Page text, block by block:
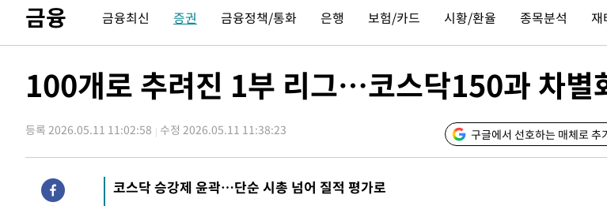
압수수색
-13431초 전 >
[속보]원·달러 환율, 오전 9시 1423.8원
-13227초 전 >[속보]삼성전자·SK하이닉스 동반 강보합…1%대 상승 출발
-13181초 전 > [속보]코스피, 6300선 재탈환…1.09% 오른 6365.07 개장
태
-9644초 전 >입추에도 극한더위…서울 낮 39도 '폭염중대경보'
-4608초 전 >이란, 호르무즈서 "적국 목표물들"과 대치로 남부 케슘섬에서 두차
-3323초 전 >
[속보]美, 폴리실리콘 수입 규제…파생제품 15% 관세, 120일 후 발
-1474초 전 >
[속보]트럼프, 美 원정출산 금지 행정명령 서명
금융 금융최신 증권 금융정책/통화 은행 보험/카드 시황/환율 종목분석 재
100개로 추려진 1부 리그…코스닥150과 차별
등록 2026.05.11 11:02:58 수정 2026.05.11 11:38:23 구글에서 선호하는 매체로 추
코스닥 승강제 윤곽…단순 시총 넘어 질적 평가로